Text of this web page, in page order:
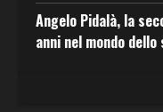
Angelo Pidalà, la
anni nel mondo